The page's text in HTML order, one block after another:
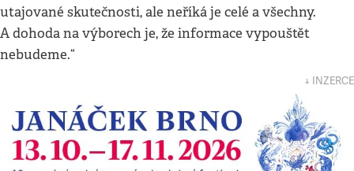
utajované skutečnosti, ale neříká je celé a všechny.
A dohoda na výborech je, že informace vypouštět
nebudeme.“
↓ INZERCE